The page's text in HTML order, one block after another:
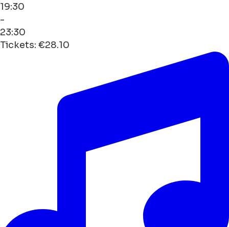
19:30
-
23:30
Tickets: €28.10